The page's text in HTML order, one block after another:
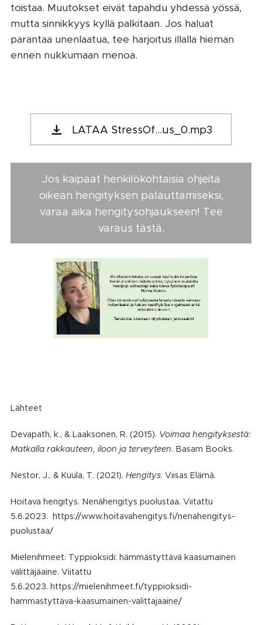
toistaa. Muutokset eivät tapahdu yhdessä yössä,
mutta sinnikkyys kyllä palkitaan. Jos haluat
parantaa unenlaatua, tee harjoitus illalla hieman
ennen nukkumaan menoa.
LATAA StressOf...us_0.mp3
Jos kaipaat henkilökohtaisia ohjeita
oikean hengityksen palauttamiseksi,
varaa aika hengitysohjaukseen! Tee
varaus tästä.
Lähteet
Devapath, k., & Laaksonen, R. (2015). Voimaa hengityksestä:
Matkalla rakkauteen, iloon ja terveyteen. Basam Books.
Nestor, J., & Kuula, T. (2021). Hengitys. Viisas Elämä.
Hoitava hengitys. Nenähengitys puolustaa. Viitattu
5.6.2023. https://www.hoitavahengitys.fi/nenahengitys-
puolustaa/
Mielenihmeet. Typpioksidi: hämmästyttävä kaasumainen
välittäjäaine. Viitattu
5.6.2023. https://mielenihmeet.fi/typpioksidi-
hammastyttava-kaasumainen-valittajaaine/